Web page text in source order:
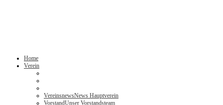
Home
Verein
VereinsnewsNews Hauptverein
VorstandUnser Vorstandsteam